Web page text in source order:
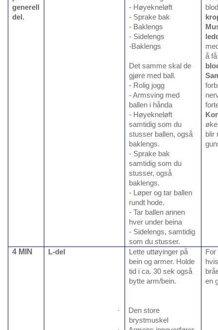
generell
del.
- Høyekneløft
- Sprake bak
- Baklengs
- Sidelengs
-Baklengs
Det samme skal de
gjøre med ball.
- Rolig jogg
- Armsving med
ballen i hånda
- Høyekneløft
samtidig som du
stusser ballen, også
baklengs.
- Sprake bak
samtidig som du
stusser, også
baklengs.
- Løper og tar ballen
rundt hode.
- Tar ballen annen
hver under beina
- Sidelengs, samtidig
som du stusser.
å
blir
4 MIN L-del
Lette uttøyinger på
bein og armer. Holde
tid i ca. 30 sek også
bytte arm/bein.
·
Den store
brystmuskel
en